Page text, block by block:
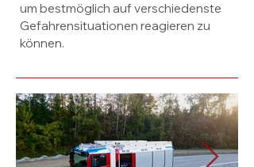
um bestmöglich auf verschiedenste
Gefahrensituationen reagieren zu
können.